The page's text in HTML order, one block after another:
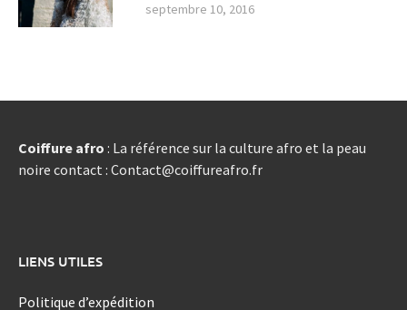
septembre 10, 2016
Coiffure afro : La référence sur la culture afro et la peau
noire contact : Contact@coiffureafro.fr
LIENS UTILES
Politique d’expédition